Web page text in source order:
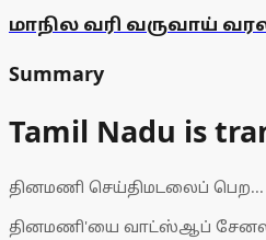
மாநில வரி வருவாய்
Summary
Tamil Nadu is
தினமணி செய்திமடலைப் பெற...
தினமணி'யை வாட்ஸ்ஆப்